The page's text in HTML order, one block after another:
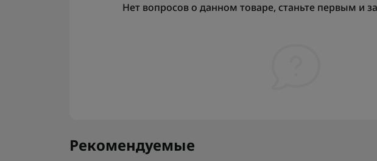
Нет вопросов о данном товаре, станьте первым и
Рекомендуемые